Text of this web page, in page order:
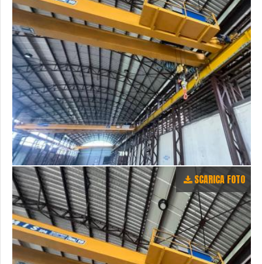
SCARICA FOTO